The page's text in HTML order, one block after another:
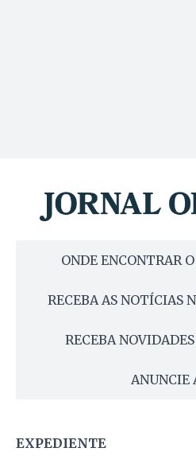
ONDE ENCONTRAR
RECEBA AS NOTÍCIAS
RECEBA
ANUNCIE
EXPEDIENTE